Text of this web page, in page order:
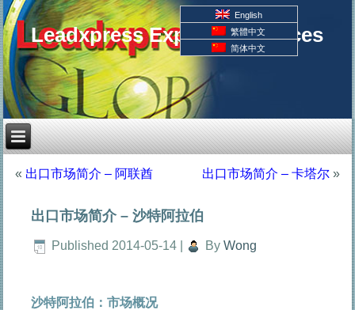
Leadxpress Export Resources
English
繁體中文
简体中文
« 出口市场简介 – 阿联酋 出口市场简介 – 卡塔尔»
出口市场简介 – 沙特阿拉伯
Published 2014-05-14 By Wong
沙特阿拉伯：市场概况